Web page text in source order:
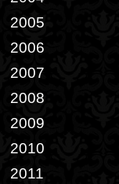
2005
2006
2007
2008
2009
2010
2011